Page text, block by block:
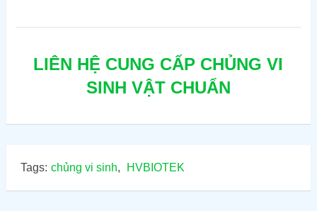
LIÊN HỆ CUNG CẤP CHỦNG VI
SINH VẬT CHUẨN
Tags: chủng vi sinh, HVBIOTEK